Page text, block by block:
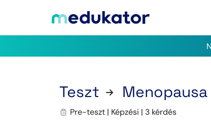
Teszt Menopausa
Pre-teszt | Képzési | 3 kérdés